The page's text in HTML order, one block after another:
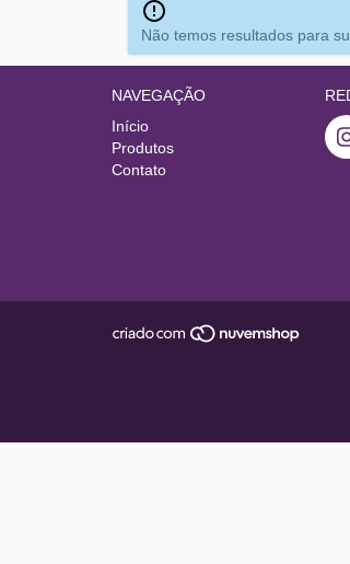
Não temos resultados para
NAVEGAÇÃO
Início
Produtos
Contato